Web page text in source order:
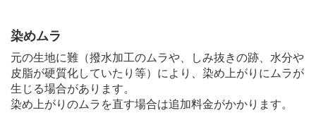
染めムラ
元の生地に難（撥水加工のムラや、しみ抜きの跡、水分や
皮脂が硬質化していたり等）により、染め上がりにムラが
生じる場合があります。
染め上がりのムラを直す場合は追加料金がかかります。